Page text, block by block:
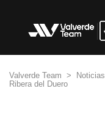
Valverde Team > Noticias
Ribera del Duero